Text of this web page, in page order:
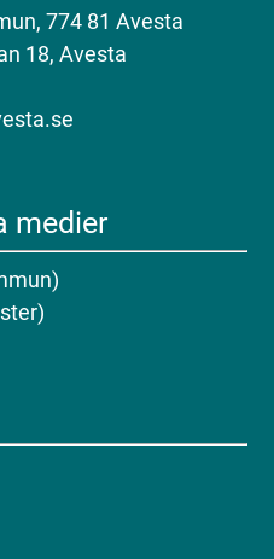
774 81 Avesta
18, Avesta
medier